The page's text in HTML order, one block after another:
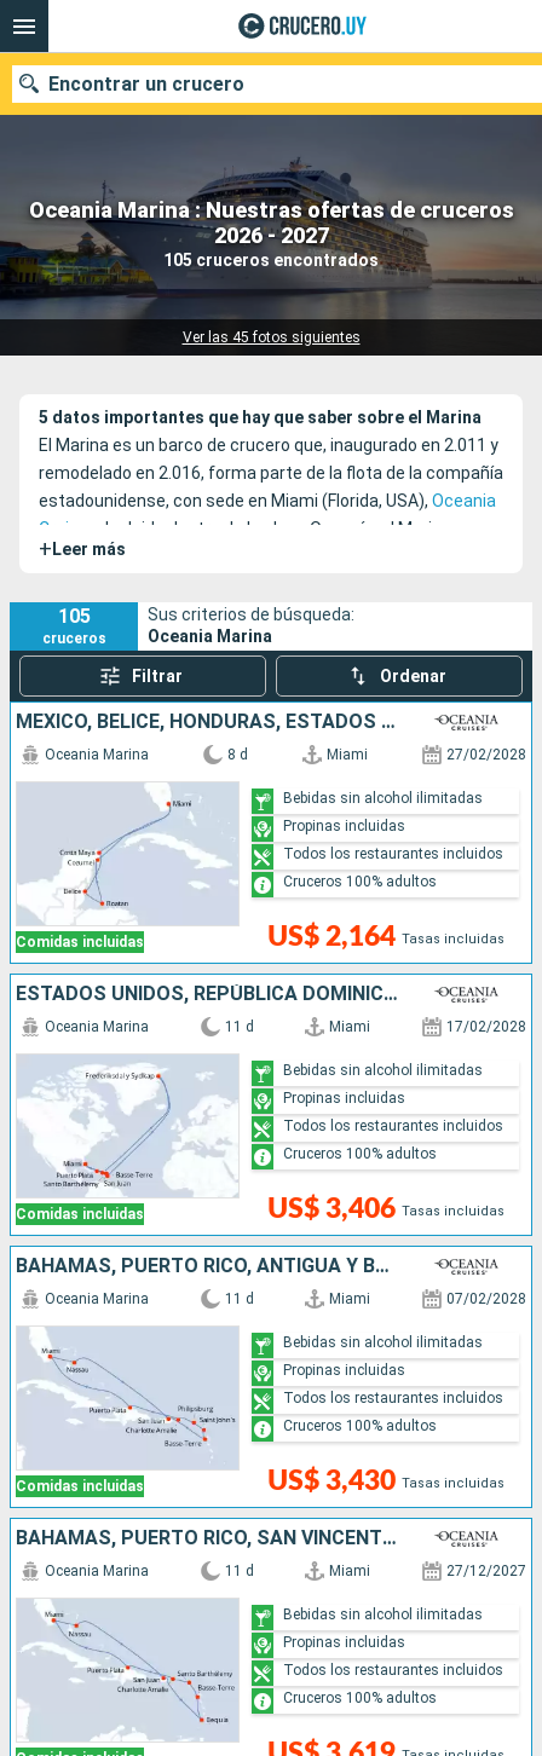
Oceania Marina : Nuestras ofertas de cruceros
2026 - 2027
105 cruceros encontrados
Ver las 45 fotos siguientes
Encontrar un crucero
Nuestros destinos
Fecha de salida
5 datos importantes que hay que saber sobre el Marina
El Marina es un barco de crucero que, inaugurado en 2.011 y
remodelado en 2.016, forma parte de la flota de la compañía
estadounidense, con sede en Miami (Florida, USA), Oceania
Cruises
. Incluido dentro de la clase Oceanía, el Marina es
hermano del
decoradas por Ralph Lauren Home.
+ Leer más
105
cruceros
Sus criterios de búsqueda:
Oceania Marina
Filtrar Ordenar
MÉXICO, BELICE, HONDURAS, ESTADOS UNIDOS
Comidas incluidas
Oceania Marina 8 d Miami 27/02/2028
US$ 2,164 Tasas incluidas
Bebidas sin alcohol ilimitadas
Propinas incluidas
Todos los restaurantes incluidos
Cruceros 100% adultos
ESTADOS UNIDOS, REPÚBLICA DOMINICANA, PUERTO RICO, GROENLANDIA, FRANCIA, SAN MARTÍN
Comidas incluidas
Oceania Marina 11 d Miami 17/02/2028
US$ 3,406 Tasas incluidas
Bebidas sin alcohol ilimitadas
Propinas incluidas
Todos los restaurantes incluidos
Cruceros 100% adultos
BAHAMAS, PUERTO RICO, ANTIGUA Y BARBUDA, SAN MARTÍN, REPÚBLICA DOMINICANA, ESTADOS UNIDOS
Comidas incluidas
Oceania Marina 11 d Miami 07/02/2028
US$ 3,430 Tasas incluidas
Bebidas sin alcohol ilimitadas
Propinas incluidas
Todos los restaurantes incluidos
Cruceros 100% adultos
BAHAMAS, PUERTO RICO, SAN VINCENT Y LAS GRANADINAS, FRANCIA, REPÚBLICA DOMINICANA, ESTADOS UNIDOS
Oceania Marina 11 d Miami 27/12/2027
Bebidas sin alcohol ilimitadas
Propinas incluidas
Todos los restaurantes incluidos
Cruceros 100% adultos